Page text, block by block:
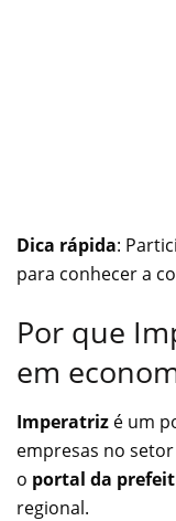
Dica rápida:
para conhecer a
Por que
em
Imperatriz é um
empresas no
o portal da
regional.